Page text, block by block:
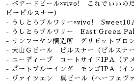
- ベアードビール×vivo! これでいいのだ
ピーピルスナー）
- うしとらブルワリー×vivo!
- うしとらブルワリー East Green
- サンフーヤン醸造所 グリゼットブロン
- 大山Ｇビール ピルスナー（ピルスナ
- ニーディープ コートサイドIPA（ア
- ポートブルーイング モンゴIPA（イ
- ヴァイツェン 呉ビール（へーフェヴァ